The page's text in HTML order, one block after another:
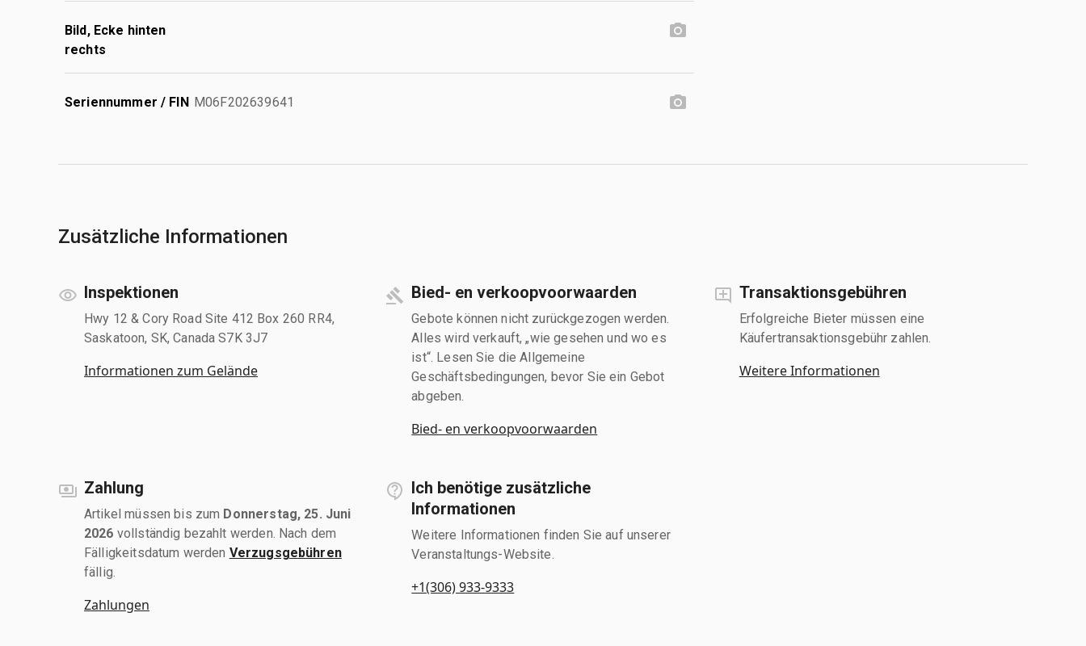
Bild, Ecke hinten
rechts
Seriennummer / FIN M06F202639641
Zusätzliche Informationen
Inspektionen
Hwy 12 & Cory Road Site 412 Box 260 RR4,
Saskatoon, SK, Canada S7K 3J7
Informationen zum Gelände
Bied- en verkoopvoorwaarden
Gebote können nicht zurückgezogen werden.
Alles wird verkauft, „wie gesehen und wo es
ist“. Lesen Sie die Allgemeine
Geschäftsbedingungen, bevor Sie ein Gebot
abgeben.
Bied- en verkoopvoorwaarden
Transaktionsgebühren
Erfolgreiche Bieter müssen eine
Käufertransaktionsgebühr zahlen.
Weitere Informationen
Zahlung
Artikel müssen bis zum Donnerstag, 25. Juni
2026 vollständig bezahlt werden. Nach dem
Fälligkeitsdatum werden Verzugsgebühren
fällig.
Zahlungen
Ich benötige zusätzliche
Informationen
Weitere Informationen finden Sie auf unserer
Veranstaltungs-Website.
+1(306) 933-9333